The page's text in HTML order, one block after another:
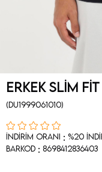
Erkek Slim
(DU1999061010)
İndirim Oranı : %20
Barkod : 8698412836403